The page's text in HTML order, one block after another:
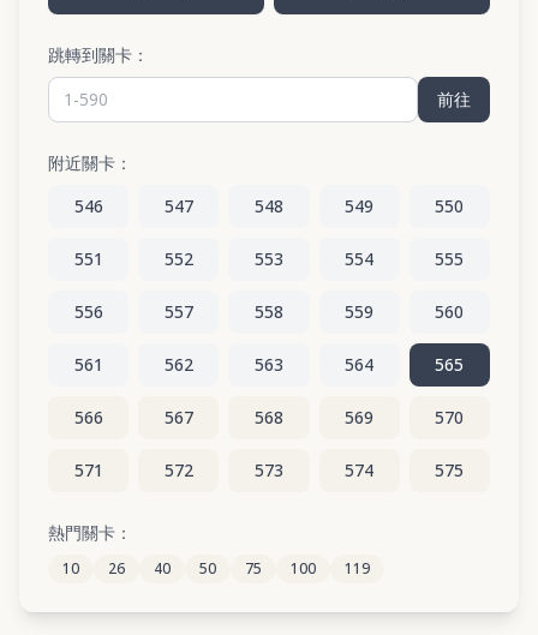
跳轉到關卡：
前往
附近關卡：
546
547 548 549 550
551 552 553 554 555
556 557 558 559 560
561 562 563 564 565
566 567 568 569 570
571 572 573 574 575
576
581 582 583 584
熱門關卡：
10 26 40 50 75 100 119